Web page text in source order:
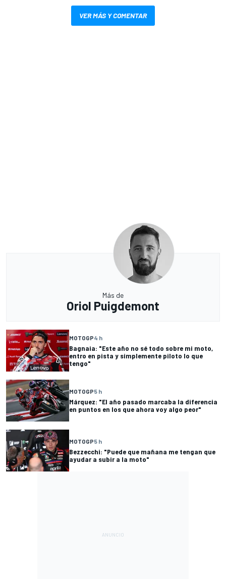
VER MÁS Y COMENTAR
Más de
Oriol Puigdemont
MOTOGP4 h
Bagnaia: "Este año no sé todo sobre mi moto,
entro en pista y simplemente piloto lo que
tengo"
MOTOGP5 h
Márquez: "El año pasado marcaba la diferencia
en puntos en los que ahora voy algo peor"
MOTOGP5 h
Bezzecchi: "Puede que mañana me tengan que
ayudar a subir a la moto"